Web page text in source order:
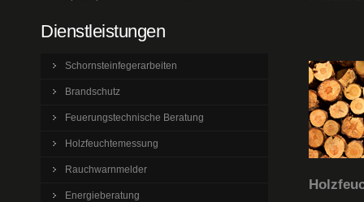
Dienstleistungen
Schornsteinfegerarbeiten
Brandschutz
Feuerungstechnische Beratung
Holzfeuchtemessung
Rauchwarnmelder
Energieberatung